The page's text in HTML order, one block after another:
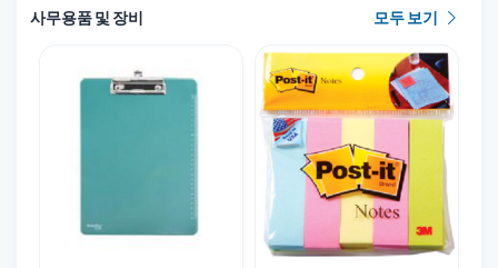
사무용품 및 장비 모두 보기